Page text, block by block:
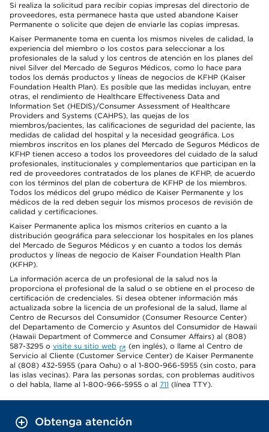
Si realiza la solicitud para recibir copias impresas del directorio de
proveedores, esta permanece hasta que usted abandone Kaiser
Permanente o solicite que dejen de enviarle las copias impresas.
Kaiser Permanente toma en cuenta los mismos niveles de calidad, la
experiencia del miembro o los costos para seleccionar a los
profesionales de la salud y los centros de atención en los planes del
nivel Silver del Mercado de Seguros Médicos, como lo hace para
todos los demás productos y líneas de negocios de KFHP (Kaiser
Foundation Health Plan). Es posible que las medidas incluyan, entre
otras, el rendimiento de Healthcare Effectiveness Data and
Information Set (HEDIS)/Consumer Assessment of Healthcare
Providers and Systems (CAHPS), las quejas de los
miembros/pacientes, las calificaciones de seguridad del paciente, las
medidas de calidad del hospital y la necesidad geográfica. Los
miembros inscritos en los planes del Mercado de Seguros Médicos de
KFHP tienen acceso a todos los proveedores del cuidado de la salud
profesionales, institucionales y complementarios que participan en la
red de proveedores contratados de los planes de KFHP, de acuerdo
con los términos del plan de cobertura de KFHP de los miembros.
Todos los médicos del grupo médico de Kaiser Permanente y los
médicos de la red deben seguir los mismos procesos de revisión de
calidad y certificaciones.
Kaiser Permanente aplica los mismos criterios en cuanto a la
distribución geográfica para seleccionar los hospitales en los planes
del Mercado de Seguros Médicos y en cuanto a todos los demás
productos y líneas de negocio de Kaiser Foundation Health Plan
(KFHP).
La información acerca de un profesional de la salud nos la
proporciona el profesional de la salud o se obtiene en el proceso de
certificación de credenciales. Si desea obtener información más
actualizada sobre la licencia de un profesional de la salud, llame al
Centro de Recursos del Consumidor (Consumer Resource Center)
del Departamento de Comercio y Asuntos del Consumidor de Hawaii
(Hawaii Department of Commerce and Consumer Affairs) al (808)
587-3295 o visite su sitio web
(en inglés), o llame al Centro de
Servicio al Cliente (Customer Service Center) de Kaiser Permanente
al (808) 432-5955 (para Oahu) o al 1-800-966-5955 (sin costo, para
las islas vecinas). Para las personas sordas, con problemas auditivos
o del habla, llame al 1-800-966-5955 o al 711 (línea TTY).
Obtenga atención